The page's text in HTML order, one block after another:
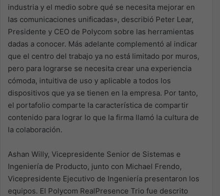
industria y el medio sobre qué se necesita mejorar en
las comunicaciones unificadas», describió Peter Lear,
Presidente y CEO de Polycom sobre las herramientas
dadas a conocer. Más adelante complementó al indicar
que el centro del trabajo ya no está limitado por muros,
pero para lograrse se necesita crear una experiencia
cómoda, intuitiva de uso y aplicable a todos los
dispositivos que ya se tienen en la empresa. Por tanto,
el portafolio comparte la característica de compartir
contenido para lograr lo que la firma llamó la cultura de
la colaboración.
Ashan Willy, Vicepresidente Senior de Sistemas e
Ingeniería de Producto, junto con Michael Frendo,
Vicepresidente Ejecutivo de Ingeniería presentaron los
equipos. El Polycom RealPresence Trio fue descrito